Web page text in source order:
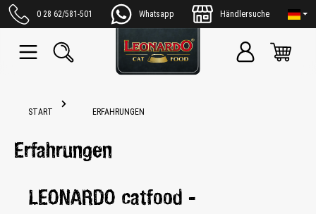
springen
0 28 62/581-501 Whatsapp Händlersuche
START ERFAHRUNGEN
Erfahrungen
LEONARDO catfood -